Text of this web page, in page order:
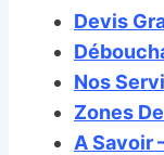
Devis
Nos
Zones
A Savoir